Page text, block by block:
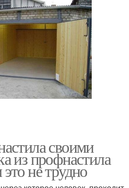
своими
из профнастила
не трудно